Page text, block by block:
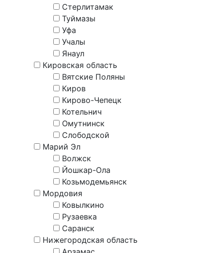
Стерлитамак
Туймазы
Уфа
Учалы
Янаул
Кировская область
Вятские Поляны
Киров
Кирово-Чепецк
Котельнич
Омутнинск
Слободской
Марий Эл
Волжск
Йошкар-Ола
Козьмодемьянск
Мордовия
Ковылкино
Рузаевка
Саранск
Нижегородская область